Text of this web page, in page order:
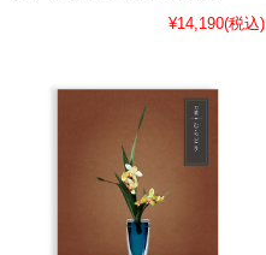
¥14,190(税込)